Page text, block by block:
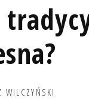
WILCZYŃSKI